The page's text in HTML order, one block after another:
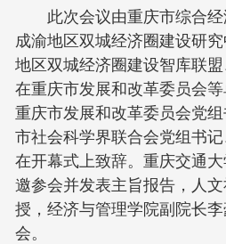
此次会议由重庆市综合
成渝地区双城经济圈建设研
地区双城经济圈建设智库联
在重庆市发展和改革委员会等
重庆市发展和改革委员会党
市社会科学界联合会党组书
在开幕式上致辞。重庆交通
邀参会并发表主旨报告，人
授，经济与管理学院副院长
会。